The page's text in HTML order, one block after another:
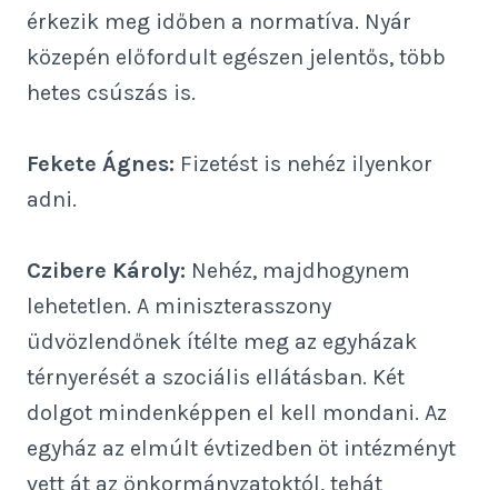
érkezik meg időben a normatíva. Nyár
közepén előfordult egészen jelentős, több
hetes csúszás is.
Fekete Ágnes: Fizetést is nehéz ilyenkor
adni.
Czibere Károly: Nehéz, majdhogynem
lehetetlen. A miniszterasszony
üdvözlendőnek ítélte meg az egyházak
térnyerését a szociális ellátásban. Két
dolgot mindenképpen el kell mondani. Az
egyház az elmúlt évtizedben öt intézményt
vett át az önkormányzatoktól, tehát